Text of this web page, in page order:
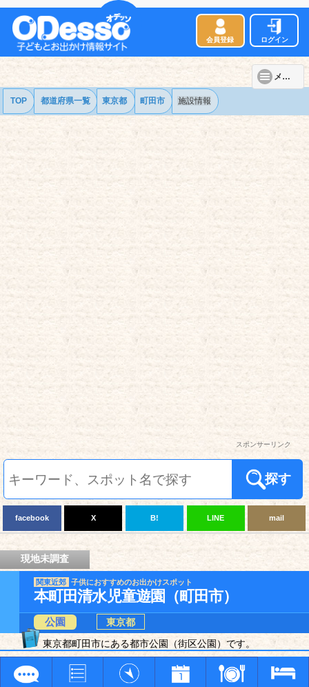
会員登録 ログイン
メニュー
TOP 都道府県一覧 東京都 町田市 施設情報
スポンサーリンク
探す
facebook X B! LINE mail
現地未調査
関東近郊 子供におすすめのお出かけスポット
本町田清水児童遊園（町田市）
公園
東京都
東京都町田市にある都市公園（街区公園）です。